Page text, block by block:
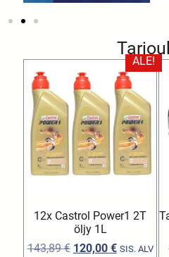
ALE!
12x Castrol Power1 2T
öljy 1L
143,89€ 120,00 € SIS. ALV